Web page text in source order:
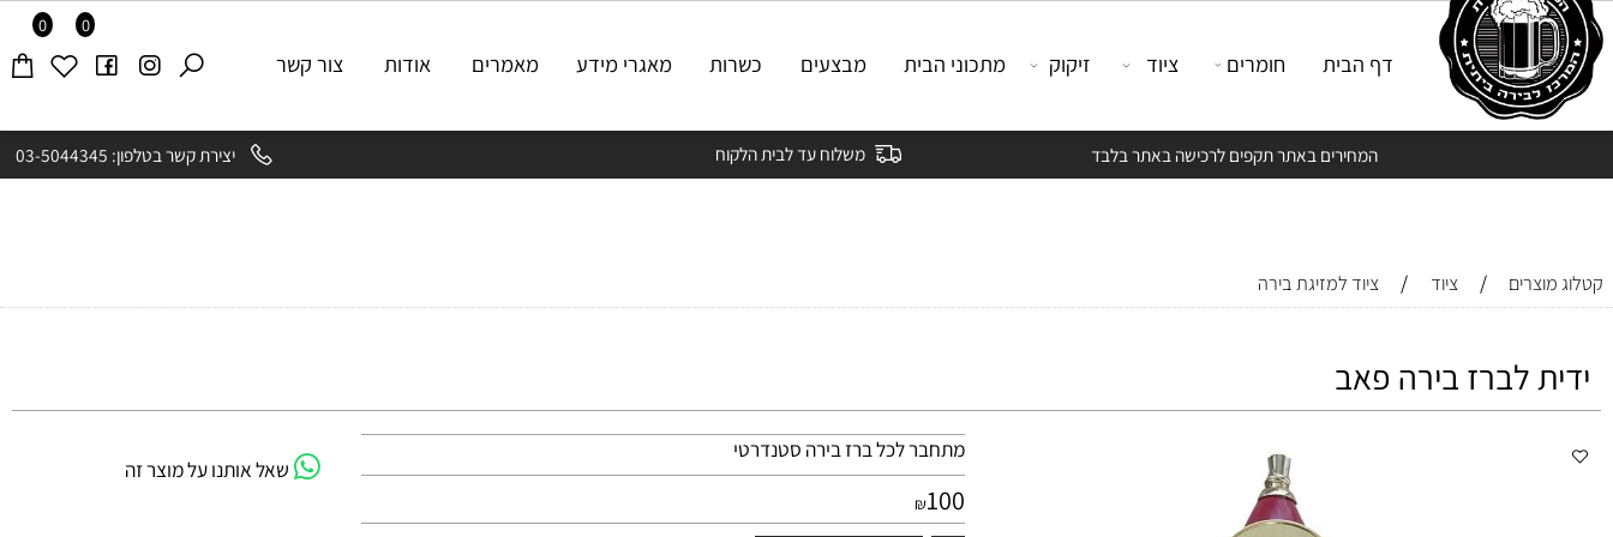
המחירים באתר תקפים לרכישה באתר בלבד משלוח עד לבית הלקוח יצירת קשר בטלפון: 03-5044345
0 0
דף הבית חומרים ציוד זיקוק מתכוני הבית מבצעים כשרות מאגרי מידע מאמרים אודות צור קשר
/ ציוד ציוד למזיגת בירה
לברז בירה פאב
מתחבר לכל ברז בירה סטנדרטי
₪
שאל אותנו על מוצר זה